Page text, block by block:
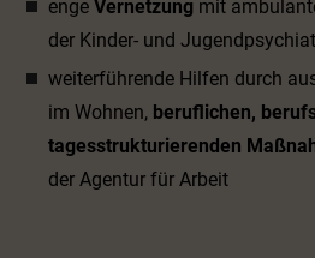
enge Vernetzung mit
der Kinder- und
weiterführende Hilfen durch
im Wohnen, beruflichen,
tagesstrukturierenden
der Agentur für Arbeit